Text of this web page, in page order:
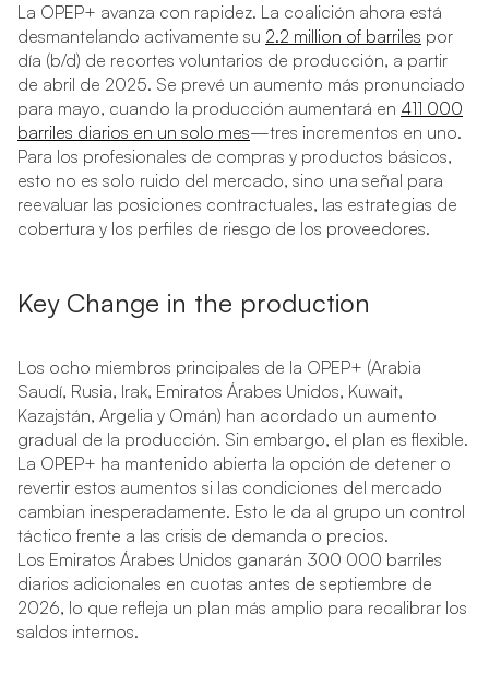
La OPEP+ avanza con rapidez. La coalición ahora está
desmantelando activamente su 2.2 million of barriles por
día (b/d) de recortes voluntarios de producción, a partir
de abril de 2025. Se prevé un aumento más pronunciado
para mayo, cuando la producción aumentará en 411 000
barriles diarios en un solo mes—tres incrementos en uno.
Para los profesionales de compras y productos básicos,
esto no es solo ruido del mercado, sino una señal para
reevaluar las posiciones contractuales, las estrategias de
cobertura y los perfiles de riesgo de los proveedores.
Key Change in the production
Los ocho miembros principales de la OPEP+ (Arabia
Saudí, Rusia, Irak, Emiratos Árabes Unidos, Kuwait,
Kazajstán, Argelia y Omán) han acordado un aumento
gradual de la producción. Sin embargo, el plan es flexible.
La OPEP+ ha mantenido abierta la opción de detener o
revertir estos aumentos si las condiciones del mercado
cambian inesperadamente. Esto le da al grupo un control
táctico frente a las crisis de demanda o precios.
Los Emiratos Árabes Unidos ganarán 300 000 barriles
diarios adicionales en cuotas antes de septiembre de
2026, lo que refleja un plan más amplio para recalibrar los
saldos internos.